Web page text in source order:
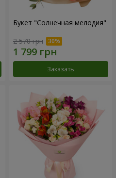
Букет "Солнечная мелодия"
2 570 грн
Заказать